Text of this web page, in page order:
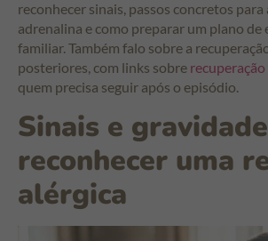
reconhecer sinais, passos concretos
adrenalina e como preparar um plano de
familiar. Também falo sobre a
posteriores, com links sobre
quem precisa seguir após o episódio.
Sinais e
reconhecer uma
alérgica